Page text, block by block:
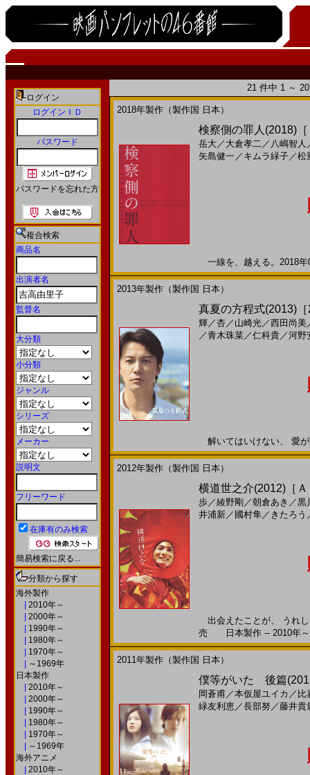
ログイン
ログインＩＤ
パスワード
パスワードを忘れた方
複合検索
商品名
出演者名
監督名
大分類
小分類
ジャンル
シリーズ
メーカー
説明文
フリーワード
在庫有のみ検索
簡易検索に戻る...
分類から探す
海外製作
2010年～
2000年～
1990年～
1980年～
1970年～
～1969年
日本製作
2010年～
2000年～
1990年～
1980年～
1970年～
～1969年
海外アニメ
2010年～
21 件中 1 ～
2018年製作（製作国 日本）
検察側の罪人(2018)
岳大／ 大倉孝二／ 八嶋智人
矢島健一 ／ キムラ緑子／松
一線を、越える。2018
2013年製作（製作国 日本）
真夏の方程式(2013)
輝／杏／ 山崎光／西田尚美
／青木珠菜／仁科貴／河野
解いてはいけない、 愛
2012年製作（製作国 日本）
横道世之介(2012)［
歩／綾野剛 ／朝倉あき ／黒
井浦新／ 國村隼／ きたろう
出会えたことが、 うれ
売 日本製作 -- 2010年～
2011年製作（製作国 日本）
僕等がいた 後篇
岡蒼甫／本仮屋ユイカ ／ 比
緑友利恵／長部努 ／藤井貴